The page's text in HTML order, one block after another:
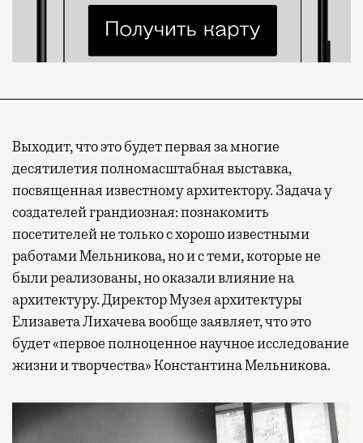
Выходит, что это будет первая за многие
десятилетия полномасштабная выставка,
посвященная известному архитектору. Задача у
создателей грандиозная: познакомить
посетителей не только с хорошо известными
работами Мельникова, но и с теми, которые не
были реализованы, но оказали влияние на
архитектуру. Директор Музея архитектуры
Елизавета Лихачева вообще заявляет, что это
будет «первое полноценное научное исследование
жизни и творчества» Константина Мельникова.